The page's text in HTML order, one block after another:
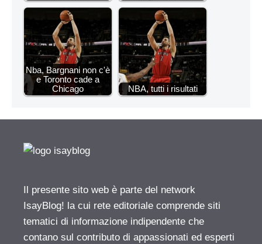
Nba, Bargnani non c'è
e Toronto cade a
Chicago
NBA, tutti i risultati
Il presente sito web è parte del network
IsayBlog! la cui rete editoriale comprende siti
tematici di informazione indipendente che
contano sul contributo di appassionati ed esperti